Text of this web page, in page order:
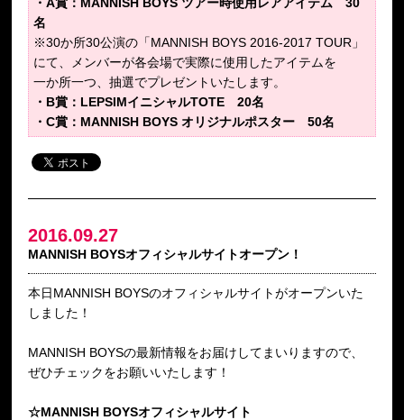
名
※30か所30公演の「MANNISH BOYS 2016-2017 TOUR」
にて、メンバーが各会場で実際に使用したアイテムを
一か所一つ、抽選でプレゼントいたします。
・B賞：LEPSIMイニシャルTOTE 20名
・C賞：MANNISH BOYS オリジナルポスター 50名
2016.09.27
MANNISH BOYSオフィシャルサイトオープン！
本日MANNISH BOYSのオフィシャルサイトがオープンいた
しました！
MANNISH BOYSの最新情報をお届けしてまいりますので、
ぜひチェックをお願いいたします！
☆MANNISH BOYSオフィシャルサイト